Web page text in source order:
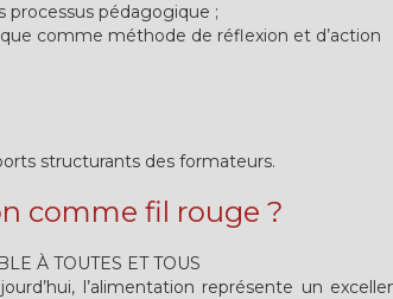
processus pédagogique ;
comme méthode de réflexion et d’action
structurants des formateurs.
comme fil rouge ?
À TOUTES ET TOUS
l’alimentation représente un